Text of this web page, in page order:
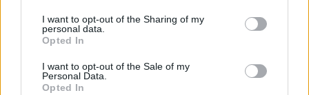
not limited to your visit or usage behaviour. You may click to
grant or deny consent to Google and its third-party tags to
use your data for below specified purposes in below Google
consent section.
I want to opt-out of the Sharing of my
personal data.
Opted In
I want to opt-out of the Sale of my
Personal Data.
Opted In
CRIPTOMONEDAS